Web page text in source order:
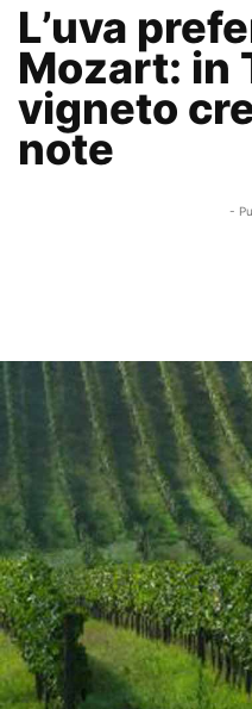
L’uva
Mozart: in
vigneto
note
-